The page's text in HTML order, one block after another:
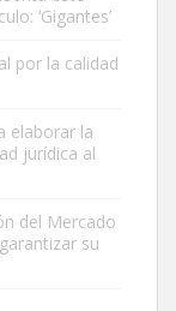
alemán,
‘Gigantes’
por la calidad
elaborar la
jurídica al
del Mercado
su